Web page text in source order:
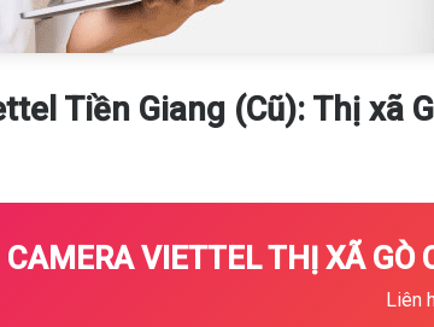
Tiền Giang (Cũ): Thị xã
CAMERA VIETTEL THỊ XÃ GÒ
Liên